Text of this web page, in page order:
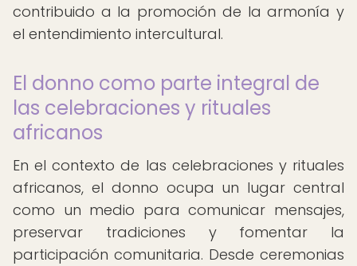
contribuido a la promoción de la armonía y
el entendimiento intercultural.
El donno como parte integral de
las celebraciones y rituales
africanos
En el contexto de las celebraciones y rituales
africanos, el donno ocupa un lugar central
como un medio para comunicar mensajes,
preservar tradiciones y fomentar la
participación comunitaria. Desde ceremonias